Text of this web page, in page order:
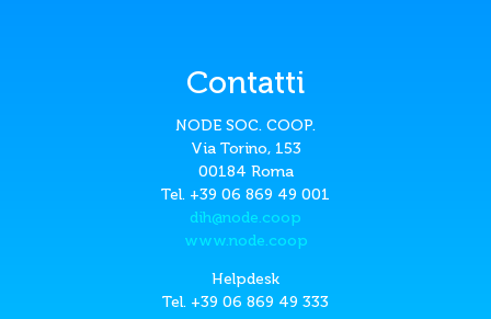
Contatti
NODE SOC. COOP.
Via Torino, 153
00184 Roma
Tel. +39 06 869 49 001
dih@node.coop
www.node.coop
Helpdesk
Tel. +39 06 869 49 333